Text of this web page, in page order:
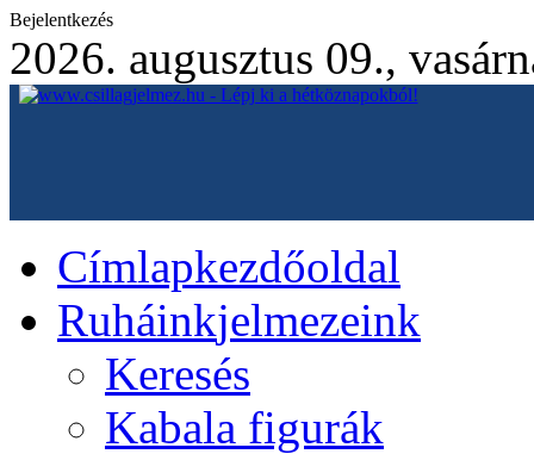
Bejelentkezés
2026. augusztus 09.,
Címlapkezdőoldal
Ruháinkjelmezeink
Keresés
Kabala figurák